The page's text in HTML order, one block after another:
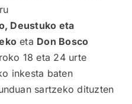
Deustuko eta
eta Don Bosco
18 eta 24 urte
inkesta baten
sartzeko dituzten